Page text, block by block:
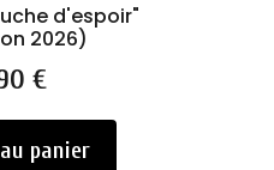
d'espoir"
2026)
€
panier